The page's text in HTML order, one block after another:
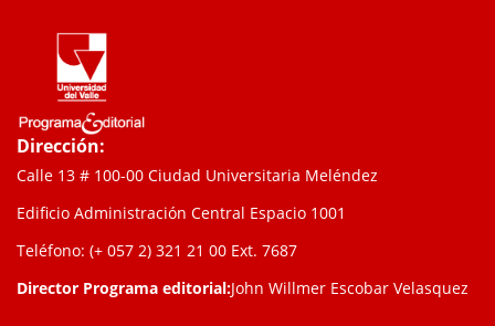
Dirección:
Calle 13 # 100-00 Ciudad Universitaria Meléndez
Edificio Administración Central Espacio 1001
Teléfono: (+ 057 2) 321 21 00 Ext. 7687
Director Programa editorial:John Willmer Escobar Velasquez